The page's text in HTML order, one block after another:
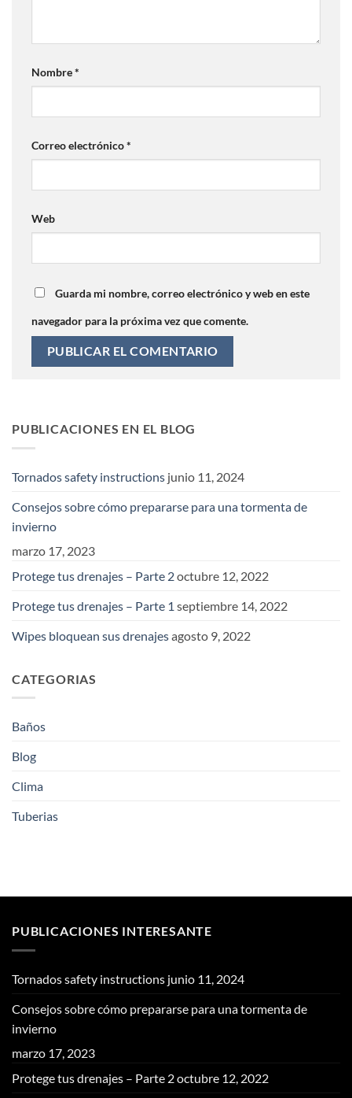
Nombre*
Correo electrónico*
Web
Guarda mi nombre, correo electrónico y web en este
navegador para la próxima vez que comente.
PUBLICACIONES EN EL BLOG
Tornados safety instructions junio 11, 2024
Consejos sobre cómo prepararse para una tormenta de
invierno
marzo 17, 2023
Protege tus drenajes – Parte 2octubre 12, 2022
Protege tus drenajes – Parte 1 septiembre 14, 2022
Wipes bloquean sus drenajesagosto 9, 2022
CATEGORIAS
Baños
Blog
Clima
Tuberias
PUBLICACIONES INTERESANTE
Tornados safety instructions junio 11, 2024
Consejos sobre cómo prepararse para una tormenta de
invierno
marzo 17, 2023
Protege tus drenajes – Parte 2octubre 12, 2022